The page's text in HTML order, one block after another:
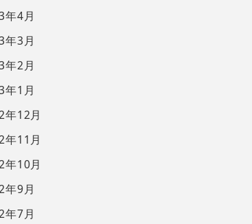
年4月
年3月
年2月
年1月
年12月
年11月
年10月
年9月
年7月